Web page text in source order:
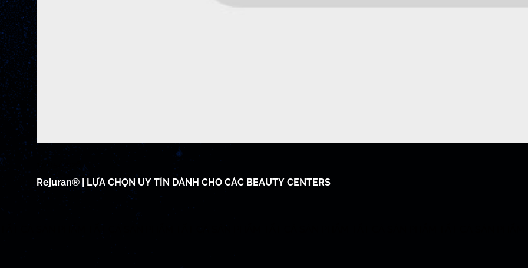
17/05/2026
Rejuran® | LỰA CHỌN UY TÍN DÀNH CHO CÁC BEAUTY CENTERS
TẤT CẢ SẢN PHẨM